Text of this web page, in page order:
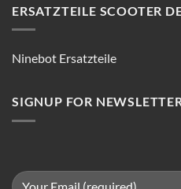
ERSATZTEILE SCOOTER
Ninebot Ersatzteile
SIGNUP FOR